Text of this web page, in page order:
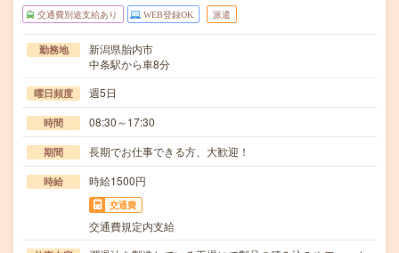
交通費別途支給あり WEB登録OK 派遣
勤務地
新潟県胎内市
中条駅から車8分
曜日頻度 週5日
時間 08:30～17:30
期間 長期でお仕事できる方、大歓迎！
時給 時給1500円
交通費
交通費規定内支給